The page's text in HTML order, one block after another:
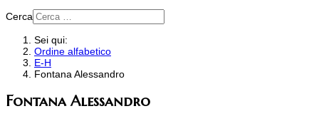
Cerca
Sei qui:
Ordine alfabetico
E-H
Fontana Alessandro
Fontana Alessandro